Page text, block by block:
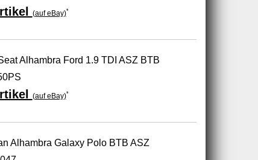
(auf eBay)*
Alhambra Ford 1.9 TDI ASZ BTB
(auf eBay)*
Alhambra Galaxy Polo BTB ASZ